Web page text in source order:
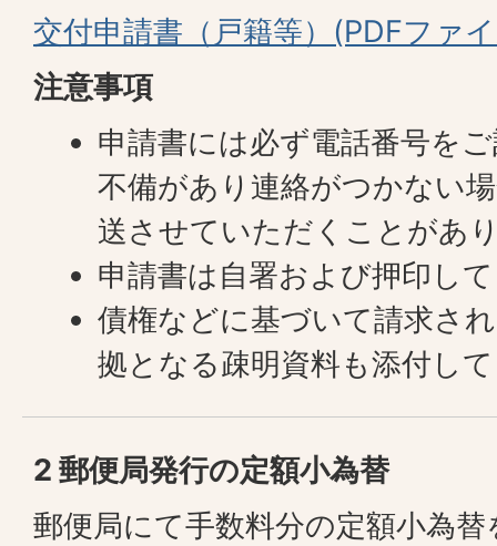
交付申請書（戸籍等）(PDFファ
注意事項
申請書には必ず電話番号を
不備があり連絡がつかない
送させていただくことがあ
申請書は自署および押印し
債権などに基づいて請求さ
拠となる疎明資料も添付し
2 郵便局発行の定額小為替
郵便局にて手数料分の定額小為